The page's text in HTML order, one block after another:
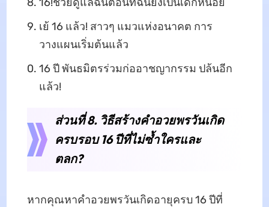
เย้ 16 แล้ว! สาวๆ แมวแห่งอนาคต การ
วางแผนเริ่มต้นแล้ว
16 ปี พันธมิตรร่วมก่ออาชญากรรม ปล้นอีก
แล้ว!
ส่วนที่ 8. วิธีสร้างคำอวยพรวันเกิด
ครบรอบ 16 ปีที่ไม่ซ้ำใครและ
ตลก?
หากคุณหาคำอวยพรวันเกิดอายุครบ 16 ปีที่